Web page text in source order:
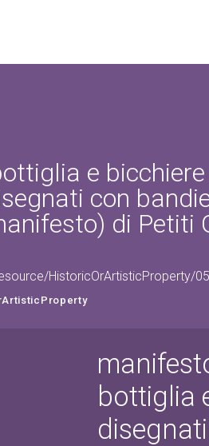
e
con
di Petiti
HistoricOrArtisticProperty/
bottiglia